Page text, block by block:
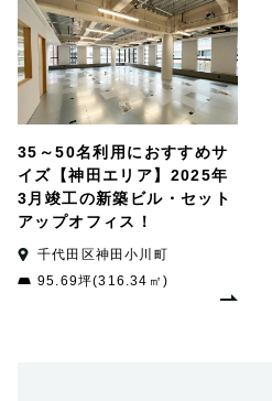
35～50名利用におすすめサ
イズ【神田エリア】2025年
3月竣工の新築ビル・セット
アップオフィス！
千代田区神田小川町
95.69坪(316.34㎡)